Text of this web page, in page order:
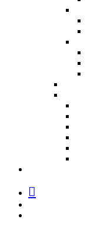
facebook
instagram
medium